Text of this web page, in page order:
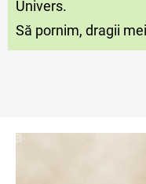
Univers.
Să pornim, dragii